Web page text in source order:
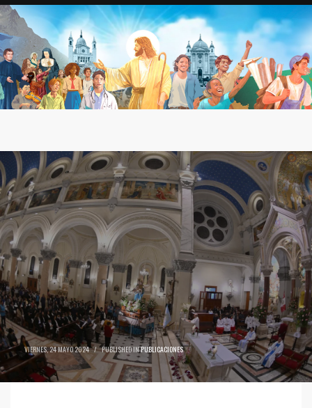
VIERNES, 24 MAYO 2024 / PUBLISHED INPUBLICACIONES